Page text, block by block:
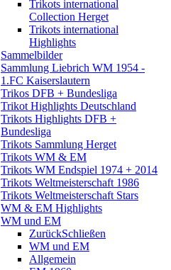
Trikots international
Collection Herget
Trikots international
Highlights
Sammelbilder
Sammlung Liebrich WM 1954 -
1.FC Kaiserslautern
Trikos DFB + Bundesliga
Trikot Highlights Deutschland
Trikots Highlights DFB +
Bundesliga
Trikots Sammlung Herget
Trikots WM & EM
Trikots WM Endspiel 1974 + 2014
Trikots Weltmeisterschaft 1986
Trikots Weltmeisterschaft Stars
WM & EM Highlights
WM und EM
ZurückSchließen
WM und EM
Allgemein